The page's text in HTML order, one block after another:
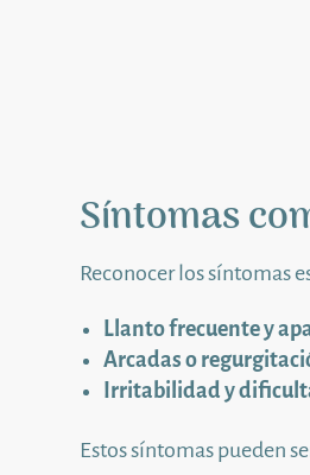
Síntomas
Reconocer los síntomas
Llanto frecuente y
Arcadas o
Irritabilidad y
Estos síntomas pueden